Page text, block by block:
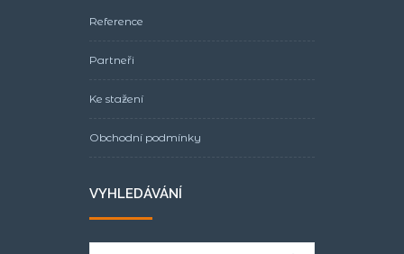
Reference
Partneři
Ke stažení
Obchodní podmínky
VYHLEDÁVÁNÍ